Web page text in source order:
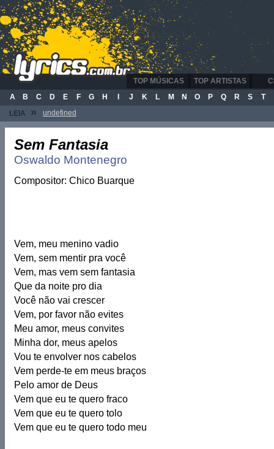
TOP ARTISTAS
TOP MÚSICAS
A
B C D E F G H J K L M N O P Q R S T
LEIA
» undefined
Sem Fantasia
Oswaldo Montenegro
Compositor: Chico Buarque
Vem, meu menino vadio
Vem, sem mentir pra você
Vem, mas vem sem fantasia
Que da noite pro dia
Você não vai crescer
Vem, por favor não evites
Meu amor, meus convites
Minha dor, meus apelos
Vou te envolver nos cabelos
Vem perde-te em meus braços
Pelo amor de Deus
Vem que eu te quero fraco
Vem que eu te quero tolo
Vem que eu te quero todo meu